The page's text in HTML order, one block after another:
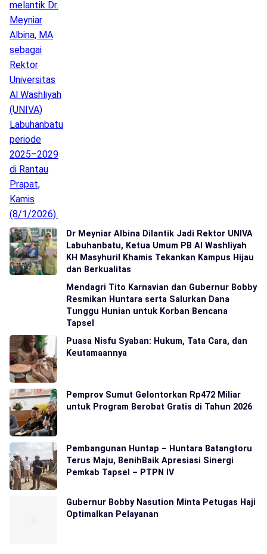
Dr Meyniar Albina Dilantik Jadi Rektor UNIVA
Labuhanbatu, Ketua Umum PB Al Washliyah
KH Masyhuril Khamis Tekankan Kampus Hijau
dan Berkualitas
Mendagri Tito Karnavian dan Gubernur Bobby
Resmikan Huntara serta Salurkan Dana
Tunggu Hunian untuk Korban Bencana
Tapsel
Puasa Nisfu Syaban: Hukum, Tata Cara, dan
Keutamaannya
Pemprov Sumut Gelontorkan Rp472 Miliar
untuk Program Berobat Gratis di Tahun 2026
Pembangunan Huntap – Huntara Batangtoru
Terus Maju, BenihBaik Apresiasi Sinergi
Pemkab Tapsel – PTPN IV
Gubernur Bobby Nasution Minta Petugas Haji
Optimalkan Pelayanan